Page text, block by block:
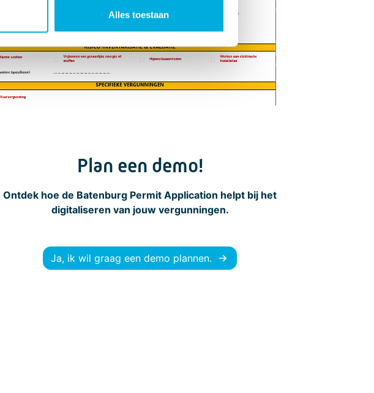
Alles toestaan
Plan een demo!
Ontdek hoe de Batenburg Permit Application helpt bij het
digitaliseren van jouw vergunningen.
Ja, ik wil graag een demo plannen.